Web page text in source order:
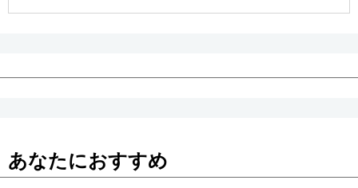
あなたにおすすめ